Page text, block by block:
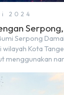
2024
Serpong
Kota
menggunakan
Padahal
dan BSD